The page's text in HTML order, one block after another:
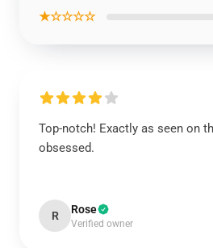
★☆☆☆☆
Top-notch! Exactly as seen on
obsessed.
R Rose
Verified owner